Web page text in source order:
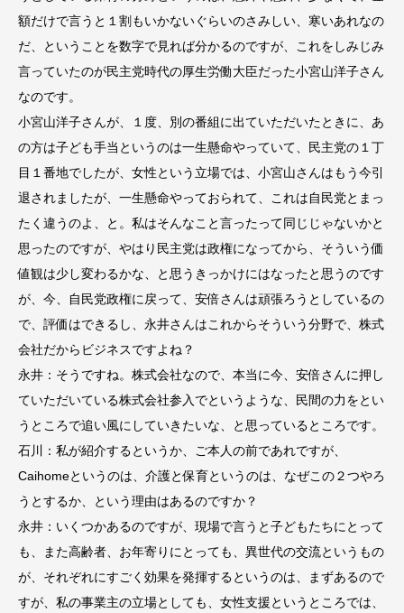
額だけで言うと１割もいかないぐらいのさみしい、寒いあれなの
だ、ということを数字で見れば分かるのですが、これをしみじみ
言っていたのが民主党時代の厚生労働大臣だった小宮山洋子さん
なのです。
小宮山洋子さんが、１度、別の番組に出ていただいたときに、あ
の方は子ども手当というのは一生懸命やっていて、民主党の１丁
目１番地でしたが、女性という立場では、小宮山さんはもう今引
退されましたが、一生懸命やっておられて、これは自民党とまっ
たく違うのよ、と。私はそんなこと言ったって同じじゃないかと
思ったのですが、やはり民主党は政権になってから、そういう価
値観は少し変わるかな、と思うきっかけにはなったと思うのです
が、今、自民党政権に戻って、安倍さんは頑張ろうとしているの
で、評価はできるし、永井さんはこれからそういう分野で、株式
会社だからビジネスですよね？
永井：そうですね。株式会社なので、本当に今、安倍さんに押し
ていただいている株式会社参入でというような、民間の力をとい
うところで追い風にしていきたいな、と思っているところです。
石川：私が紹介するというか、ご本人の前であれですが、
Caihomeというのは、介護と保育というのは、なぜこの２つやろ
うとするか、という理由はあるのですか？
永井：いくつかあるのですが、現場で言うと子どもたちにとって
も、また高齢者、お年寄りにとっても、異世代の交流というもの
が、それぞれにすごく効果を発揮するというのは、まずあるので
すが、私の事業主の立場としても、女性支援というところでは、